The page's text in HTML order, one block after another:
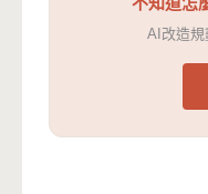
AI改造規